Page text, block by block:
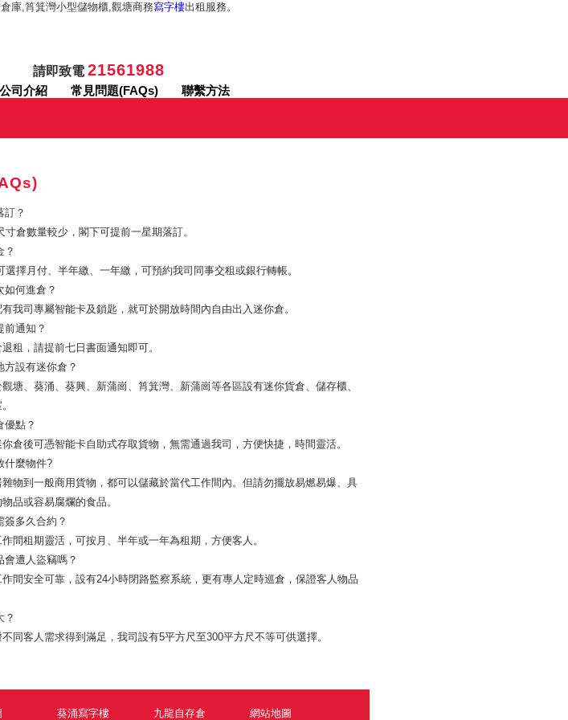
庫,筲箕灣小型儲物櫃,觀塘商務寫字樓出租服務。
請即致電21561988
公司介紹 常見問題(FAQs) 聯繫方法
訂？
寸倉數量較少，閣下可提前一星期落訂。
？
選擇月付、半年繳、一年繳，可預約我司同事交租或銀行轉帳。
如何進倉？
我司專屬智能卡及鎖匙，就可於開放時間內自由出入迷你倉。
前通知？
租，請提前七日書面通知即可。
方設有迷你倉？
塘、葵涌、葵興、新蒲崗、筲箕灣、新蒲崗等各區設有迷你貨倉、儲存櫃、
優點？
倉後可憑智能卡自助式存取貨物，無需通過我司，方便快捷，時間靈活。
什麼物件?
物到一般商用貨物，都可以儲藏於當代工作間內。但請勿擺放易燃易爆、具
品或容易腐爛的食品。
簽多久合約？
間租期靈活，可按月、半年或一年為租期，方便客人。
會遭人盜竊嗎？
間安全可靠，設有24小時閉路監察系統，更有專人定時巡倉，保證客人物品
？
同客人需求得到滿足，我司設有5平方尺至300平方尺不等可供選擇。
葵涌寫字樓 九龍自存倉 網站地圖